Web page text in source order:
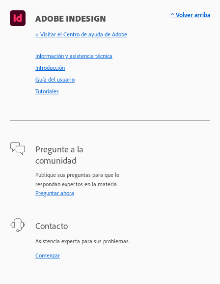
ADOBE INDESIGN
< Visitar el Centro de ayuda de Adobe
Información y asistencia técnica
Introducción
Guía del usuario
Tutoriales
Pregunte a la
comunidad
Publique sus preguntas para que le
respondan expertos en la materia.
Preguntar ahora
Contacto
Asistencia experta para sus problemas.
Comenzar
^ Volver arriba